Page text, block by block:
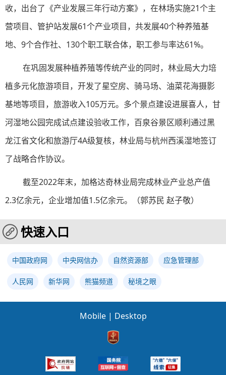
收，出台了《产业发展三年行动方案》，在林场实施21个主
营项目、管护站发展61个产业项目，共发展40个种养殖基
地、9个合作社、130个职工联合体，职工参与率达61%。
在巩固发展种植养殖等传统产业的同时，林业局大力培
植多元化旅游项目，开发了星空房、骑马场、油菜花海摄影
基地等项目，旅游收入105万元。多个景点建设进展喜人，甘
河湿地公园完成试点建设验收工作，百泉谷景区顺利通过黑
龙江省文化和旅游厅4A级复核，林业局与杭州西溪湿地签订
了战略合作协议。
截至2022年末，加格达奇林业局完成林业产业总产值
2.3亿余元，企业增加值1.5亿余元。（郭苏民 赵子敬）
快速入口
中国政府网 中央网信办 自然资源部 应急管理部
人民网 新华网 熊猫频道 秘境之眼
Mobile | Desktop